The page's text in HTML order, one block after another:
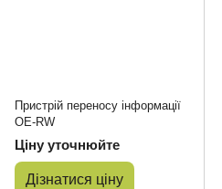
Пристрій переносу інформації
OE-RW
Ціну уточнюйте
Дізнатися ціну